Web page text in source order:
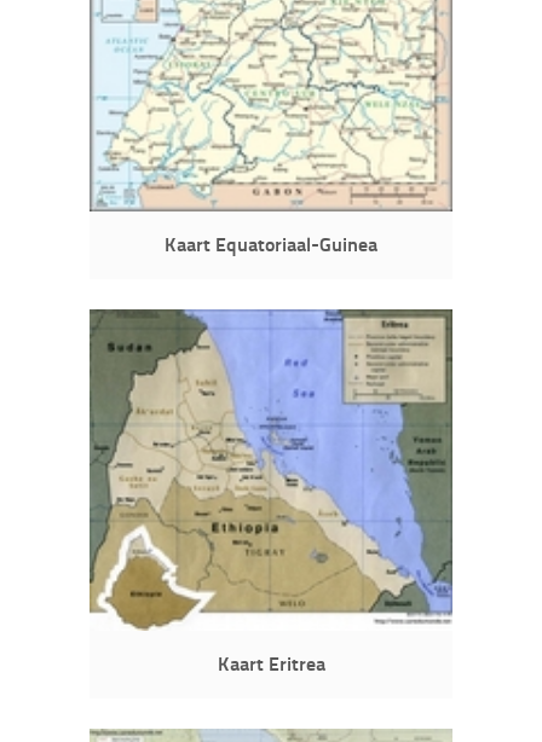
Kaart Equatoriaal-Guinea
Kaart Eritrea